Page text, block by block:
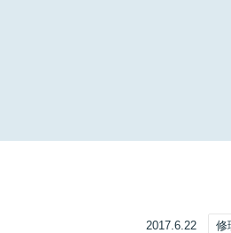
2017.6.22 修